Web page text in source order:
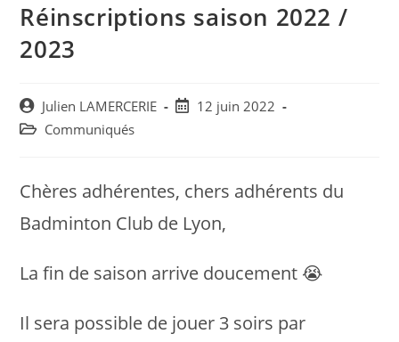
Réinscriptions saison 2022 /
2023
Post
author:
Julien LAMERCERIE
Post12 juin 2022
Post Communiqués
Chères adhérentes, chers adhérents du
Badminton Club de Lyon,
La fin de saison arrive doucement 😭
Il sera possible de jouer 3 soirs par